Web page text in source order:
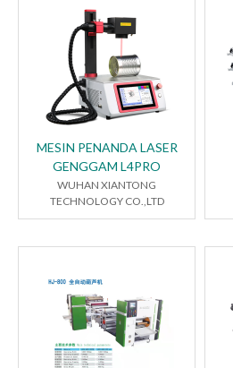
MESIN PENANDA LASER
GENGGAM L4PRO
WUHAN XIANTONG
TECHNOLOGY CO.,LTD